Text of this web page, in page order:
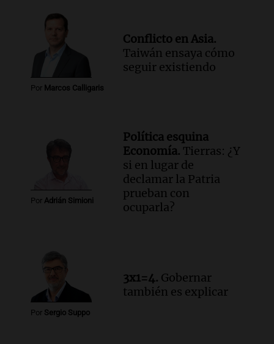
humanos que trabajamos"
Noticias Rosario
Episodios
Por Marcos Calligaris
Conflicto en Asia.
Taiwán ensaya cómo
seguir existiendo
Por Adrián Simioni
Política esquina
Economía. Tierras: ¿Y
si en lugar de
declamar la Patria
prueban con
ocuparla?
Por Sergio Suppo
3x1=4. Gobernar
también es explicar